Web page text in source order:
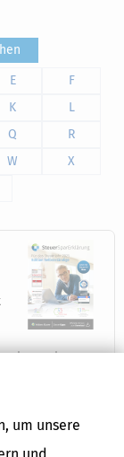
um unsere
E
F
K
L
Q
R
W
X
Einsatz in